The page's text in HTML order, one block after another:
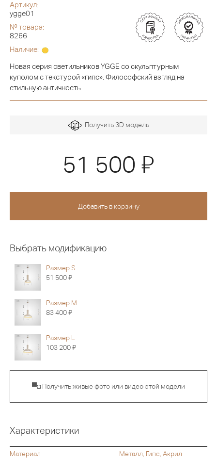
Артикул:
ygge01
№ товара:
8266
Наличие:
Новая серия светильников YGGE со скульптурным
куполом с текстурой «гипс». Философский взгляд на
стильную античность.
Получить 3D модель
51 500 Я
Выбрать модификацию
Размер S
51 500Я
Размер M
83 400Я
Размер L
103 200Я
▀◘ Получить живые фото или видео этой модели
Характеристики
Материал
Металл, Гипс, Акрил